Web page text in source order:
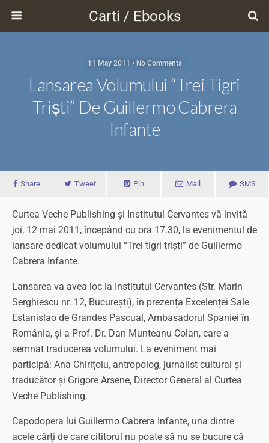
Carti / Ebooks
11 May 2011 • No Comments
Lansarea Volumului “Trei Tigri
Triști” De Guillermo Cabrera
Infante
Share Tweet Pin Mail SMS
Curtea Veche Publishing și Institutul Cervantes vă invită
joi, 12 mai 2011, începând cu ora 17.30, la evenimentul de
lansare dedicat volumului “Trei tigri triști” de Guillermo
Cabrera Infante.
Lansarea va avea loc la Institutul Cervantes (Str. Marin
Serghiescu nr. 12, București), în prezența Excelenței Sale
Estanislao de Grandes Pascual, Ambasadorul Spaniei în
România, și a Prof. Dr. Dan Munteanu Colan, care a
semnat traducerea volumului. La eveniment mai
participă: Ana Chirițoiu, antropolog, jurnalist cultural și
traducător și Grigore Arsene, Director General al Curtea
Veche Publishing.
Capodopera lui Guillermo Cabrera Infante, una dintre
acele cărţi de care cititorul nu poate să nu se bucure că